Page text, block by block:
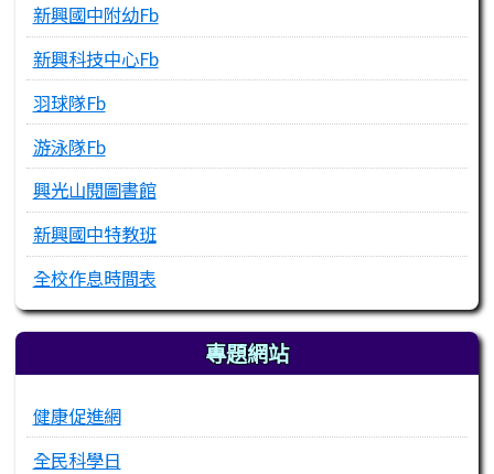
新興國中附幼Fb
新興科技中心Fb
羽球隊Fb
游泳隊Fb
興光山閱圖書館
新興國中特教班
全校作息時間表
專題網站
健康促進網
全民科學日